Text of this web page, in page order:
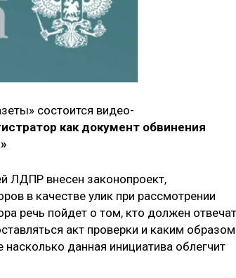
состоится видео-
как документ обвинения
ЛДПР внесен законопроект,
в качестве улик при рассмотрении
речь пойдет о том, кто должен
акт проверки и каким образом
данная инициатива облегчит